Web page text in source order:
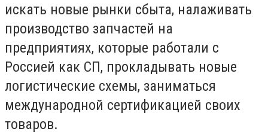
искать новые рынки сбыта, налаживать
производство запчастей на
предприятиях, которые работали с
Россией как СП, прокладывать новые
логистические схемы, заниматься
международной сертификацией своих
товаров.